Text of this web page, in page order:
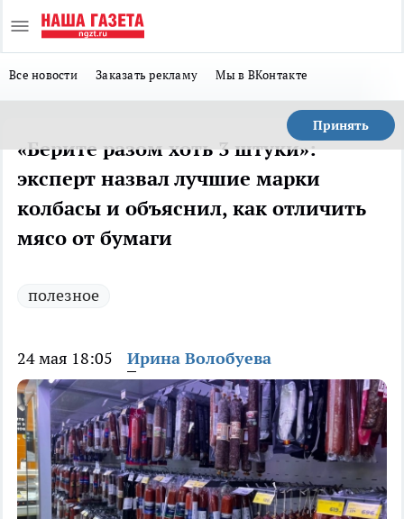
Все новости Заказать рекламу Мы в ВКонтакте
Принять
«Берите разом хоть 3 штуки»:
эксперт назвал лучшие марки
колбасы и объяснил, как отличить
мясо от бумаги
полезное
24 мая 18:05 Ирина Волобуева